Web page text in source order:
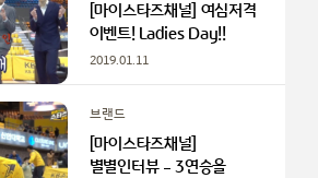
[마이스타즈채널] 여심저격
이벤트! Ladies Day!!
2019.01.11
브랜드
[마이스타즈채널]
별별인터뷰 – 3연승을